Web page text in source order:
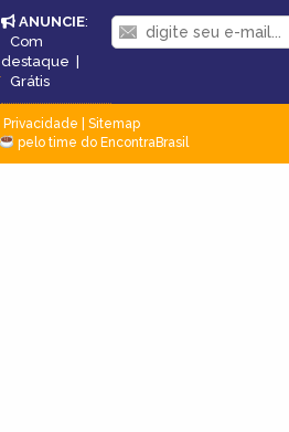
ANUNCIE:
Com
destaque |
Grátis
Privacidade
Sitemap
pelo time do EncontraBrasil